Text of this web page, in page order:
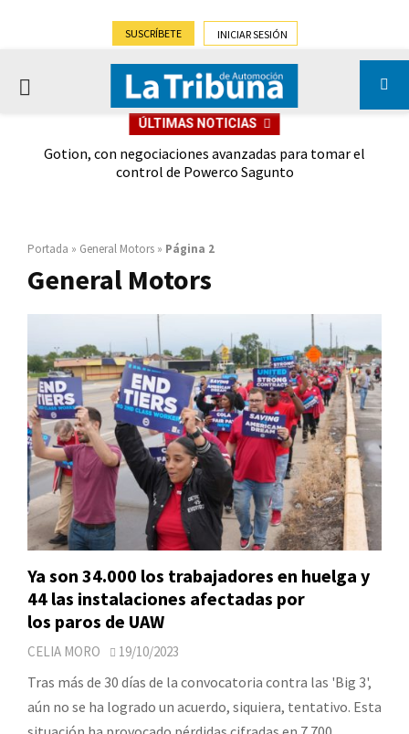
SUSCRÍBETE INICIAR SESIÓN
PRIMARY
ÚLTIMAS NOTICIAS
Gotion, con negociaciones avanzadas para tomar el
control de Powerco Sagunto
Portada » General Motors » Página 2
General Motors
Ya son 34.000 los trabajadores en huelga y
44 las instalaciones afectadas por
los paros de UAW
CELIA MORO 19/10/2023
Tras más de 30 días de la convocatoria contra las 'Big 3',
aún no se ha logrado un acuerdo, siquiera, tentativo. Esta